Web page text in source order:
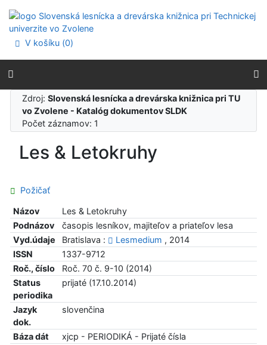
Prejsť na menu
Prehlásenie o webovej prístupnosti
V košíku (0)
Zdroj:Slovenská lesnícka a drevárska knižnica pri TU
vo Zvolene - Katalóg dokumentov SLDK
Počet záznamov: 1
Les & Letokruhy
Požičať
Názov
Les & Letokruhy
Podnázov
časopis lesníkov, majiteľov a priateľov lesa
Vyd.údaje
Bratislava : Lesmedium , 2014
ISSN
1337-9712
Roč., číslo
Roč. 70 č. 9-10 (2014)
Status
periodika
prijaté (17.10.2014)
Jazyk
dok.
slovenčina
Báza dát
xjcp - PERIODIKÁ - Prijaté čísla